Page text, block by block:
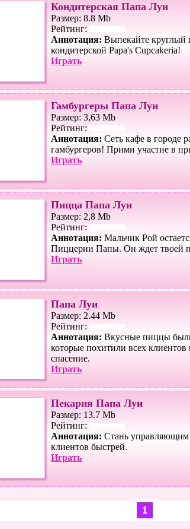
Кондитерская Папа Луи
Размер: 8.8 Mb
Рейтинг:
Аннотация: Выпекайте круглый
кондитерской Papa's Cupcakeria!
Играть
Гамбургеры Папа Луи
Размер: 3,63 Mb
Рейтинг:
Аннотация: Сеть кафе в городе
гамбургеров! Прими участие в
Играть
Пицца Папа Луи
Размер: 2,8 Mb
Рейтинг:
Аннотация: Мальчик Рой
Пиццерии Папы. Он ждет твоей
Играть
Папа Луи
Размер: 2.44 Mb
Рейтинг:
Аннотация: Вкусные пиццы
которые похитили всех
спасение.
Играть
Пекарня Папа Луи
Размер: 13.7 Mb
Рейтинг:
Аннотация: Стань управляющим
клиентов быстрей.
Играть
1